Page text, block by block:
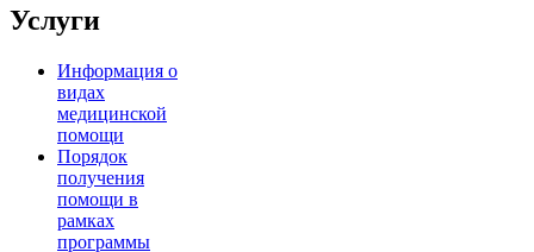
Услуги
Информация о
видах
медицинской
помощи
Порядок
получения
помощи в
рамках
программы